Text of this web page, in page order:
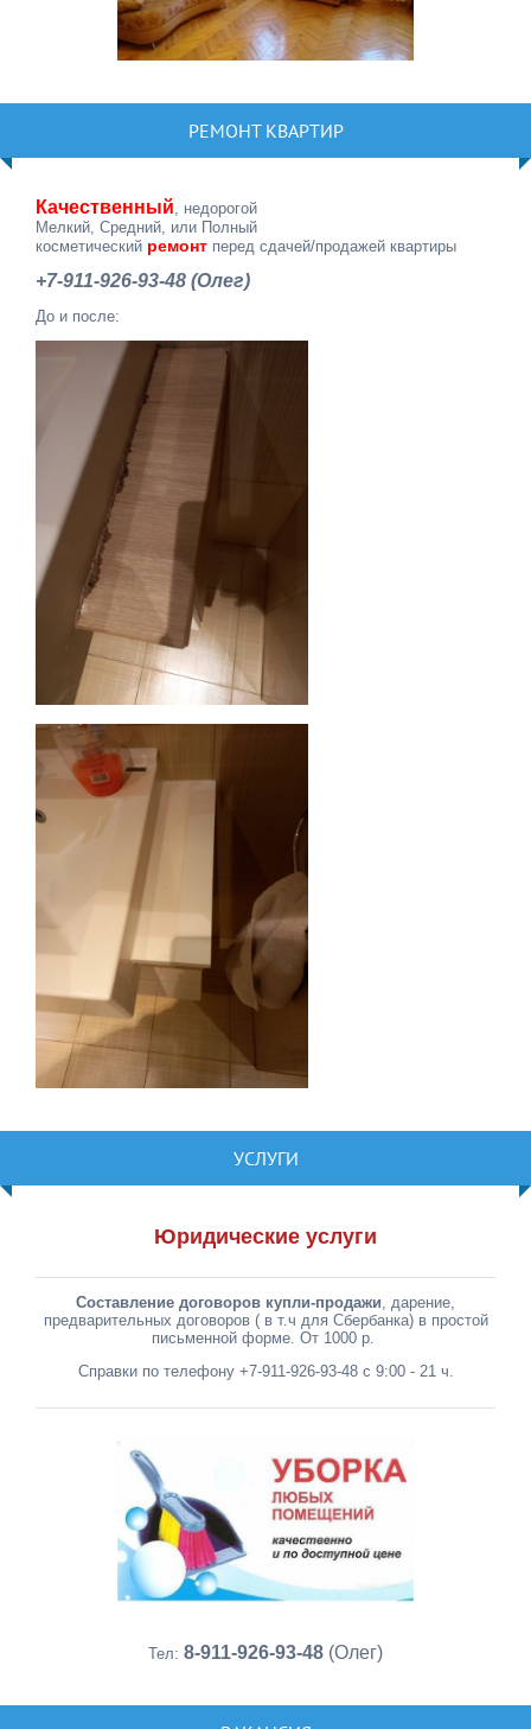
РЕМОНТ КВАРТИР
Качественный , недорогой
Мелкий, Средний, или Полный
косметический ремонт перед сдачей/продажей квартиры
+7-911-926-93-48 (Олег)
До и после:
УСЛУГИ
Юридические услуги
Составление договоров купли-продажи , дарение,
предварительных договоров ( в т.ч для Сбербанка) в простой
письменной форме. От 1000 р.
Справки по телефону +7-911-926-93-48 с 9:00 - 21 ч.
Тел: 8-911-926-93-48 (Олег)